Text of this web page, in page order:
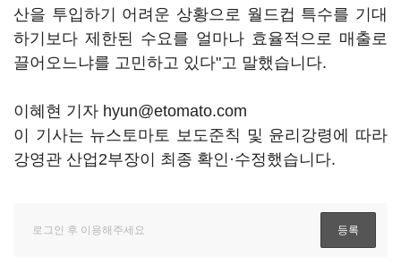
산을 투입하기 어려운 상황으로 월드컵 특수를 기대
하기보다 제한된 수요를 얼마나 효율적으로 매출로
끌어오느냐를 고민하고 있다"고 말했습니다.
이혜현 기자 hyun@etomato.com
이 기사는 뉴스토마토 보도준칙 및 윤리강령에 따라
강영관 산업2부장이 최종 확인·수정했습니다.